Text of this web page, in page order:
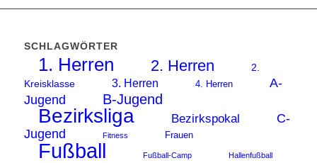
SCHLAGWÖRTER
1. Herren 2. Herren
2.
Kreisklasse
3. Herren 4. Herren
A-
Jugend
B-Jugend
Bezirksliga Bezirkspokal
C-
Jugend
Fitness Frauen
Fußball Fußball-Camp
Hallenfußball